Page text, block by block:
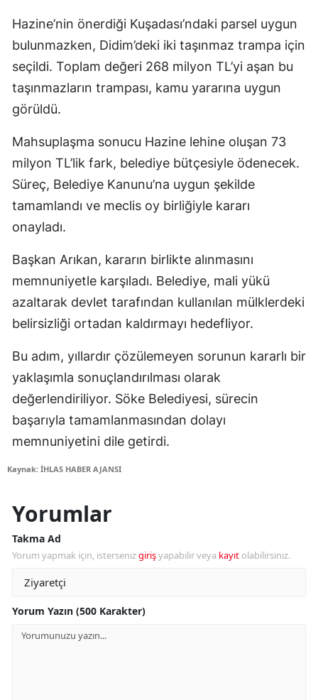
Hazine’nin önerdiği Kuşadası’ndaki parsel uygun
bulunmazken, Didim’deki iki taşınmaz trampa için
seçildi. Toplam değeri 268 milyon TL’yi aşan bu
taşınmazların trampası, kamu yararına uygun
görüldü.
Mahsuplaşma sonucu Hazine lehine oluşan 73
milyon TL’lik fark, belediye bütçesiyle ödenecek.
Süreç, Belediye Kanunu’na uygun şekilde
tamamlandı ve meclis oy birliğiyle kararı
onayladı.
Başkan Arıkan, kararın birlikte alınmasını
memnuniyetle karşıladı. Belediye, mali yükü
azaltarak devlet tarafından kullanılan mülklerdeki
belirsizliği ortadan kaldırmayı hedefliyor.
Bu adım, yıllardır çözülemeyen sorunun kararlı bir
yaklaşımla sonuçlandırılması olarak
değerlendiriliyor. Söke Belediyesi, sürecin
başarıyla tamamlanmasından dolayı
memnuniyetini dile getirdi.
Kaynak: İHLAS HABER AJANSI
Yorumlar
Takma Ad
Yorum yapmak için, istersenizgirişyapabilir veya kayıt olabilirsiniz.
Yorum Yazın (500 Karakter)